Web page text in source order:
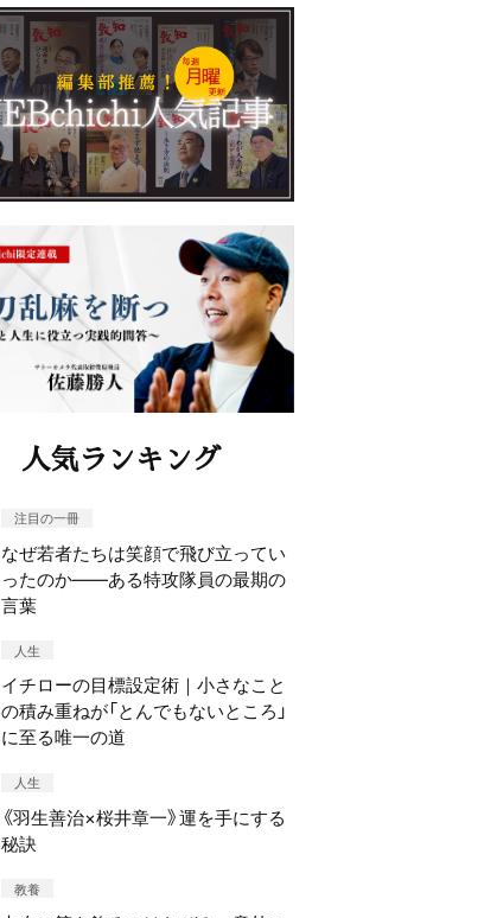
人気ランキング
注目の一冊
なぜ若者たちは笑顔で飛び立ってい
ったのか——ある特攻隊員の最期の
言葉
人生
イチローの目標設定術｜小さなこと
の積み重ねが「とんでもないところ」
に至る唯一の道
人生
《羽生善治×桜井章一》運を手にする
秘訣
教養